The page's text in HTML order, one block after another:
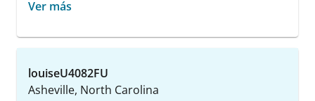
Ver más
louiseU4082FU
Asheville, North Carolina